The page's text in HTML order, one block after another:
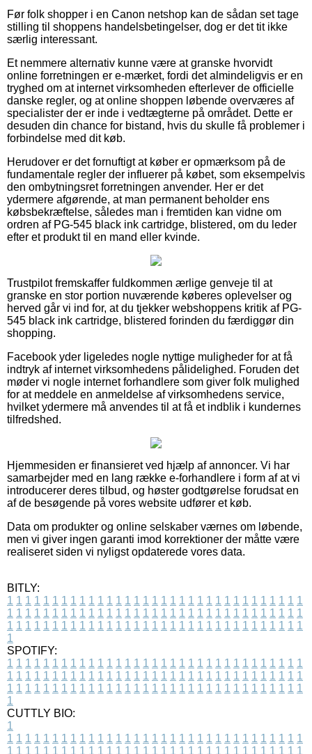
Før folk shopper i en Canon netshop kan de sådan set tage
stilling til shoppens handelsbetingelser, dog er det tit ikke
særlig interessant.
Et nemmere alternativ kunne være at granske hvorvidt
online forretningen er e-mærket, fordi det almindeligvis er en
tryghed om at internet virksomheden efterlever de officielle
danske regler, og at online shoppen løbende overværes af
specialister der er inde i vedtægterne på området. Dette er
desuden din chance for bistand, hvis du skulle få problemer i
forbindelse med dit køb.
Herudover er det fornuftigt at køber er opmærksom på de
fundamentale regler der influerer på købet, som eksempelvis
den ombytningsret forretningen anvender. Her er det
ydermere afgørende, at man permanent beholder ens
købsbekræftelse, således man i fremtiden kan vidne om
ordren af PG-545 black ink cartridge, blistered, om du leder
efter et produkt til en mand eller kvinde.
Trustpilot fremskaffer fuldkommen ærlige genveje til at
granske en stor portion nuværende køberes oplevelser og
herved går vi ind for, at du tjekker webshoppens kritik af PG-
545 black ink cartridge, blistered forinden du færdiggør din
shopping.
Facebook yder ligeledes nogle nyttige muligheder for at få
indtryk af internet virksomhedens pålidelighed. Foruden det
møder vi nogle internet forhandlere som giver folk mulighed
for at meddele en anmeldelse af virksomhedens service,
hvilket ydermere må anvendes til at få et indblik i kundernes
tilfredshed.
Hjemmesiden er finansieret ved hjælp af annoncer. Vi har
samarbejder med en lang række e-forhandlere i form af at vi
introducerer deres tilbud, og høster godtgørelse forudsat en
af de besøgende på vores website udfører et køb.
Data om produkter og online selskaber værnes om løbende,
men vi giver ingen garanti imod korrektioner der måtte være
realiseret siden vi nyligst opdaterede vores data.
BITLY:
1 1 1 1 1 1 1 1 1 1 1 1 1 1 1 1 1 1 1 1 1 1 1 1 1 1 1 1 1 1 1 1 1
1 1 1 1 1 1 1 1 1 1 1 1 1 1 1 1 1 1 1 1 1 1 1 1 1 1 1 1 1 1 1 1 1
1 1 1 1 1 1 1 1 1 1 1 1 1 1 1 1 1 1 1 1 1 1 1 1 1 1 1 1 1 1 1 1 1
1
SPOTIFY:
1 1 1 1 1 1 1 1 1 1 1 1 1 1 1 1 1 1 1 1 1 1 1 1 1 1 1 1 1 1 1 1 1
1 1 1 1 1 1 1 1 1 1 1 1 1 1 1 1 1 1 1 1 1 1 1 1 1 1 1 1 1 1 1 1 1
1 1 1 1 1 1 1 1 1 1 1 1 1 1 1 1 1 1 1 1 1 1 1 1 1 1 1 1 1 1 1 1 1
1
CUTTLY BIO:
1
1 1 1 1 1 1 1 1 1 1 1 1 1 1 1 1 1 1 1 1 1 1 1 1 1 1 1 1 1 1 1 1 1
1 1 1 1 1 1 1 1 1 1 1 1 1 1 1 1 1 1 1 1 1 1 1 1 1 1 1 1 1 1 1 1 1